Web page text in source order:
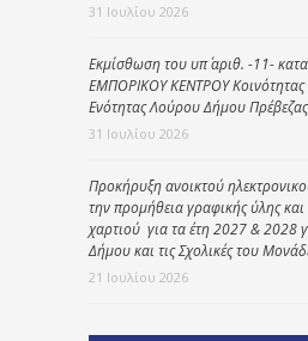
31 Ιουλίου 2026
Εκμίσθωση του υπ΄ αριθ. -11-
ΕΜΠΟΡΙΚΟΥ ΚΕΝΤΡΟΥ
Ενότητας Λούρου Δήμου
31 Ιουλίου 2026
Προκήρυξη ανοικτού
την προμήθεια γραφικής ύλης
χαρτιού για τα έτη 2027 & 2028
Δήμου και τις Σχολικές του
21 Ιουλίου 2026